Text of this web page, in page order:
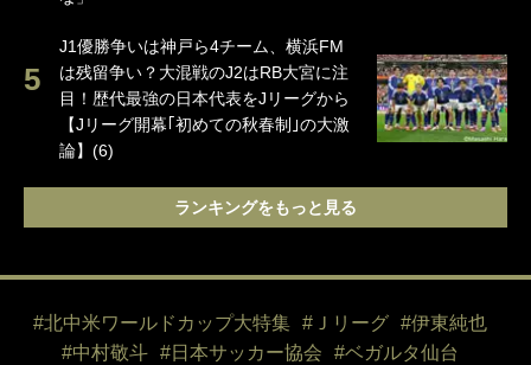
J1優勝争いは神戸ら4チーム、横浜FM
は残留争い？大混戦のJ2はRB大宮に注
目！歴代最強の日本代表をJリーグから
【Jリーグ開幕｢初めての秋春制｣の大激
論】(6)
ランキングをもっと見る
#北中米ワールドカップ大特集 #Ｊリーグ
#伊東純也
#中村敬斗
#日本サッカー協会
#ベガルタ仙台